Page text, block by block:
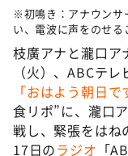
アナ回覧板
※初鳴き：アナウンサ
い、電波に声をのせる
枝廣アナと瀧口ア
（火）、ABCテ
「おはよう朝日で
食リポ”に、瀧口
戦し、緊張をはね
17日のラジオ 「